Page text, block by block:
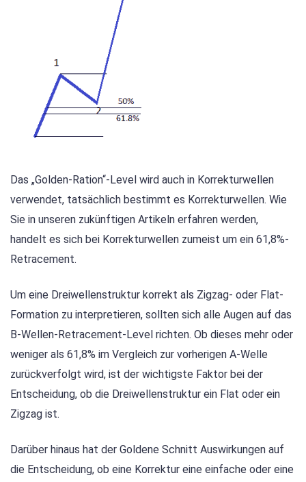
Das „Golden-Ration“-Level wird auch in Korrekturwellen
verwendet, tatsächlich bestimmt es Korrekturwellen. Wie
Sie in unseren zukünftigen Artikeln erfahren werden,
handelt es sich bei Korrekturwellen zumeist um ein 61,8%-
Retracement.
Um eine Dreiwellenstruktur korrekt als Zigzag- oder Flat-
Formation zu interpretieren, sollten sich alle Augen auf das
B-Wellen-Retracement-Level richten. Ob dieses mehr oder
weniger als 61,8% im Vergleich zur vorherigen A-Welle
zurückverfolgt wird, ist der wichtigste Faktor bei der
Entscheidung, ob die Dreiwellenstruktur ein Flat oder ein
Zigzag ist.
Darüber hinaus hat der Goldene Schnitt Auswirkungen auf
die Entscheidung, ob eine Korrektur eine einfache oder eine